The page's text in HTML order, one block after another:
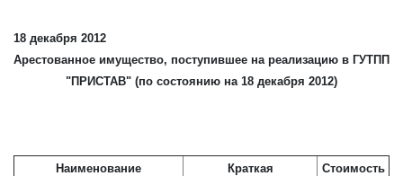
18 декабря 2012
Арестованное имущество, поступившее на реализацию в ГУТПП
"ПРИСТАВ" (по состоянию на 18 декабря 2012)
Наименование
Краткая
Стоимость